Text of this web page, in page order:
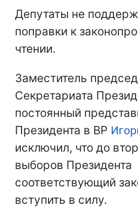
Депутаты не
поправки к
чтении.
Заместитель
Секретариата
постоянный
Президента в ВР
исключил, что до
выборов Президента
соответствующий
вступить в силу.